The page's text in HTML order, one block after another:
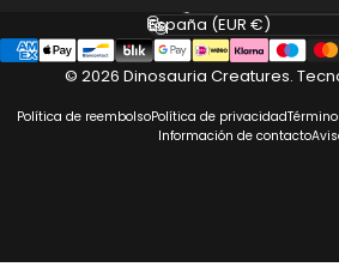
© 2026 Dinosauria Creatures.
Política de reembolsoPolítica de privacidad
Información de contacto
Idioma
País/región